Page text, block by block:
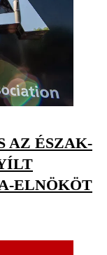
AZ ÉSZAK-
ELNÖKÖT